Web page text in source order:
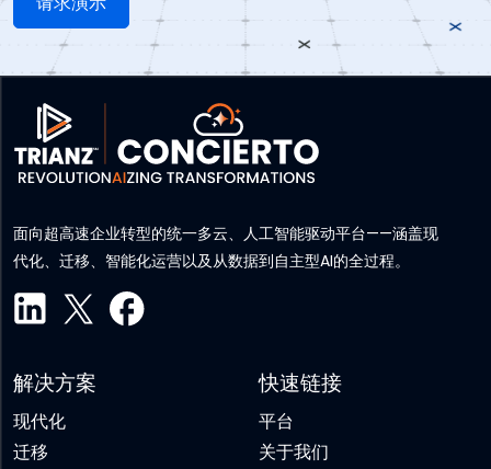
面向超高速企业转型的统一多云、人工智能驱动平台——涵盖现
代化、迁移、智能化运营以及从数据到自主型AI的全过程。
解决方案
现代化
迁移
快速链接
平台
关于我们